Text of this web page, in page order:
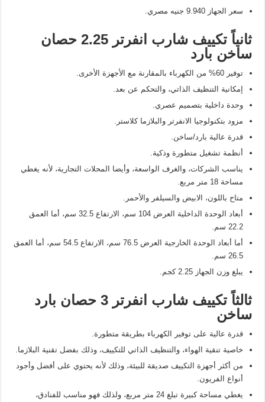
سعر الجهاز 9.940 جنيه مصري.
ثانياً تكييف شارب انفرتر 2.25 حصان
ساخن بارد
توفير 60% من الكهرباء بالمقارنة مع الأجهزة الأخرى.
إمكانية التنظيف الذاتي، والتحكم عن بعد.
وحدة داخلية بتصميم عصري.
مزود بتكنولوجيا الانفرتر والبلازما كلاستر.
قدرة عالية بارد/ساخن.
أنظمة تشغيل متطورة وذكية.
يناسب الشركات، والغرف الواسعة، وأيضا المحلات التجارية، لأنه يغطي
مساحة 18 متر مربع.
متاح باللون، الابيض والسيلفر والأحمر.
أبعاد الوحدة الداخلية العرض 104 سم، الارتفاع 32.5 سم، أما العمق
22.2 سم.
أما أبعاد الوحدة الخارجية العرض 76.5 سم، الارتفاع 54.5 سم، أما العمق
26.5 سم.
يبلغ وزن الجهاز 2.25 كجم.
ثالثاً تكييف شارب انفرتر 3 حصان بارد
ساخن
قدرة عالية على توفير الكهرباء بطريقة متطورة.
خاصية تنقية الهواء، والتنظيف الذاتي للتكييف، وذلك بفضل تقنية البلازما.
من أكثر أجهزة التكييف صديقة للبيئة، وذلك لأنه يحتوي على أفضل وأجود
أنواع الفريون.
يغطي مساحة كبيرة تبلغ 24 متر مربع، ولذلك فهو مناسب للفنادق،